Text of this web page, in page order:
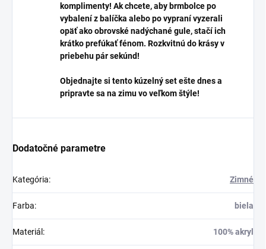
komplimenty! Ak chcete, aby brmbolce po
vybalení z balíčka alebo po vypraní vyzerali
opäť ako obrovské nadýchané gule, stačí ich
krátko prefúkať fénom. Rozkvitnú do krásy v
priebehu pár sekúnd!
Objednajte si tento kúzelný set ešte dnes a
pripravte sa na zimu vo veľkom štýle!
Dodatočné parametre
Kategória: Zimné
Farba: biela
Materiál : 100% akryl